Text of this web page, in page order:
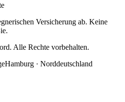
Versicherung ab. Keine
Alle Rechte vorbehalten.
Hamburg · Norddeutschland